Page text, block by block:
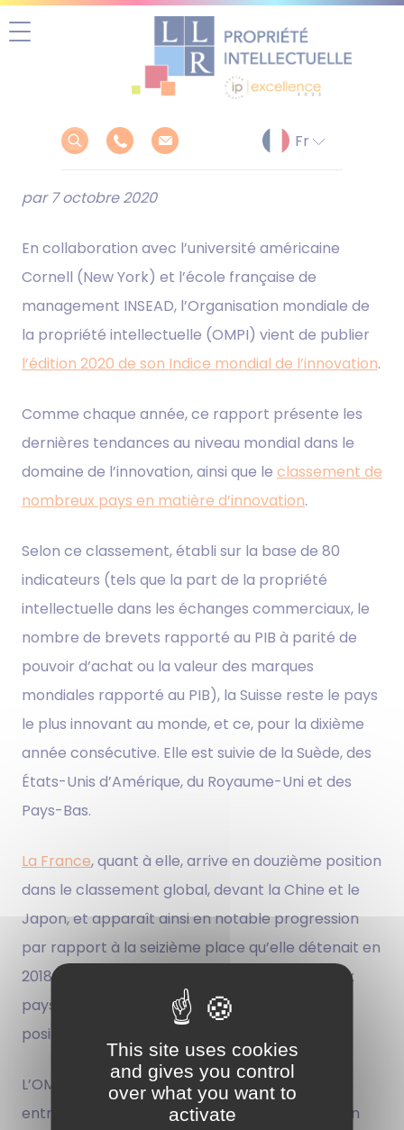
par 7 octobre 2020
En collaboration avec l’université américaine
Cornell (New York) et l’école française de
management INSEAD, l’Organisation mondiale de
la propriété intellectuelle (OMPI) vient de publier
l’édition 2020 de son Indice mondial de l’innovation.
Comme chaque année, ce rapport présente les
dernières tendances au niveau mondial dans le
domaine de l’innovation, ainsi que le classement de
nombreux pays en matière d’innovation.
Selon ce classement, établi sur la base de 80
indicateurs (tels que la part de la propriété
intellectuelle dans les échanges commerciaux, le
nombre de brevets rapporté au PIB à parité de
pouvoir d’achat ou la valeur des marques
mondiales rapporté au PIB), la Suisse reste le pays
le plus innovant au monde, et ce, pour la dixième
année consécutive. Elle est suivie de la Suède, des
États-Unis d’Amérique, du Royaume-Uni et des
Pays-Bas.
La France, quant à elle, arrive en douzième position
dans le classement global, devant la Chine et le
Japon, et apparaît ainsi en notable progression
par rapport à la seizième place qu’elle détenait en
2018 et 2019. Dans le classement spécifique aux
pays européens, la France arrive en huitième
position.
L’OMPI souligne dans son rapport le lien positif
entre innovation et développement et lance un
This site uses cookies
and gives you control
over what you want to
activate